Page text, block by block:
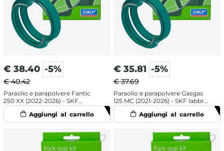
€ 38.40 -5%
€ 40.42
Paraolio e parapolvere Fantic
250 XX (2022-2026) - SKF
doppia mescola
€ 35.81 -5%
€ 37.69
Paraolio e parapolvere Gasgas
125 MC (2021-2026) - SKF labbro
doppio